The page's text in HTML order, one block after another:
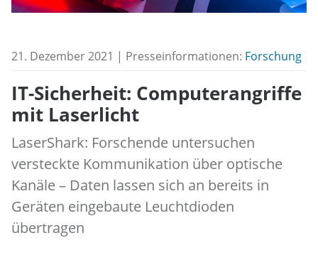
21. Dezember 2021 | Presseinformationen: Forschung
IT-Sicherheit: Computerangriffe
mit Laserlicht
LaserShark: Forschende untersuchen
versteckte Kommunikation über optische
Kanäle – Daten lassen sich an bereits in
Geräten eingebaute Leuchtdioden
übertragen